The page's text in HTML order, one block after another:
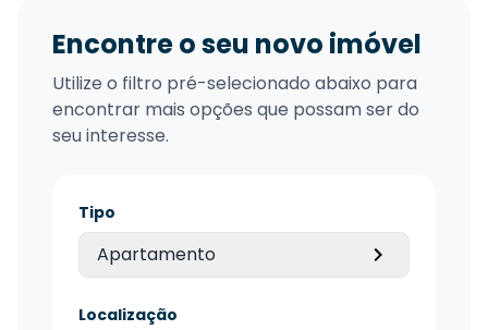
Encontre o seu novo imóvel
Utilize o filtro pré-selecionado abaixo para
encontrar mais opções que possam ser do
seu interesse.
Tipo
Apartamento
Localização